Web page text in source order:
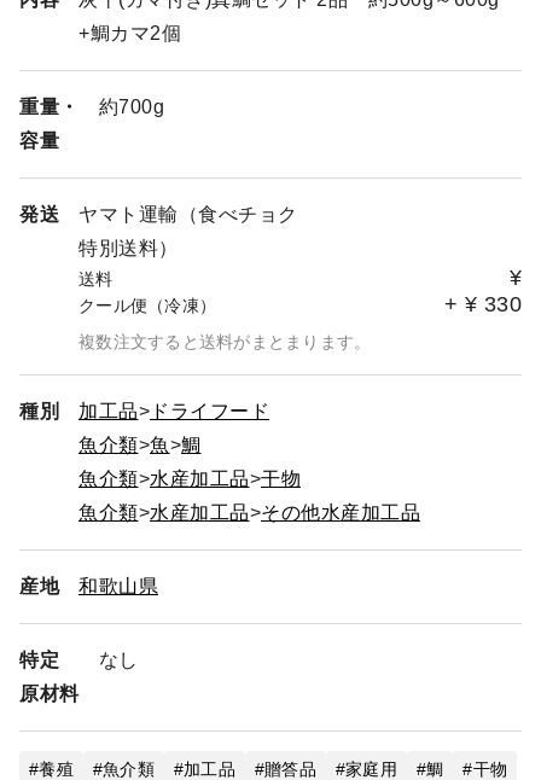
+鯛カマ2個
重量・
容量
約700g
発送
ヤマト運輸（食べチョク
特別送料）
送料 ¥
クール便（冷凍） + ¥ 330
複数注文すると送料がまとまります。
種別 加工品
ドライフード
魚介類 魚
鯛
魚介類
水産加工品
干物
魚介類
水産加工品 その他水産加工品
産地 和歌山県
特定
原材料
なし
養殖 魚介類 加工品 贈答品 家庭用 鯛
干物